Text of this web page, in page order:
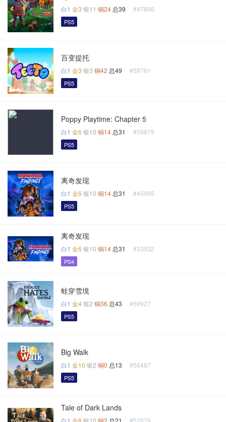
白1 金3 银11 铜24 总39 #47866
PS5
百变提托
白1 金3 银3 铜42 总49 #59761
PS5
Poppy Playtime: Chapter 5
白1 金6 银10 铜14 总31 #59879
PS5
离奇发现
白1 金6 银10 铜14 总31 #45995
PS5
离奇发现
白1 金6 银10 铜14 总31 #33532
PS4
蛙穿雪境
白1 金4银2 铜36 总43 #59927
PS5
Big Walk
白1 金10 银2 铜0 总13 #56487
PS5
Tale of Dark Lands
白1 金8 银10 铜2 总21 #52879